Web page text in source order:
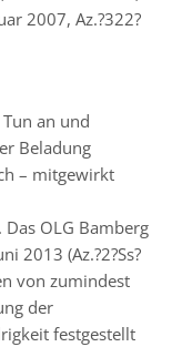
2007, Az.?322?
an und
Beladung
– mitgewirkt
OLG Bamberg
2013 (Az.?2?Ss?
von zumindest
der
festgestellt